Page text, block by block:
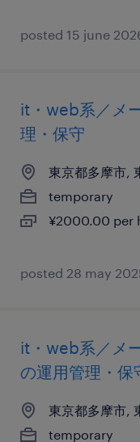
posted 15 june
it・web系／メ
理・保守
東京都多摩市,
temporary
¥2000.00 per
posted 28 may
it・web系／メ
の運用管理・保
東京都多摩市,
temporary